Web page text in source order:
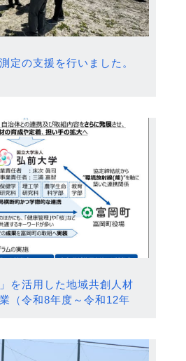
定の支援を行いました。
を活用した地域共創人材
（令和8年度～令和12年